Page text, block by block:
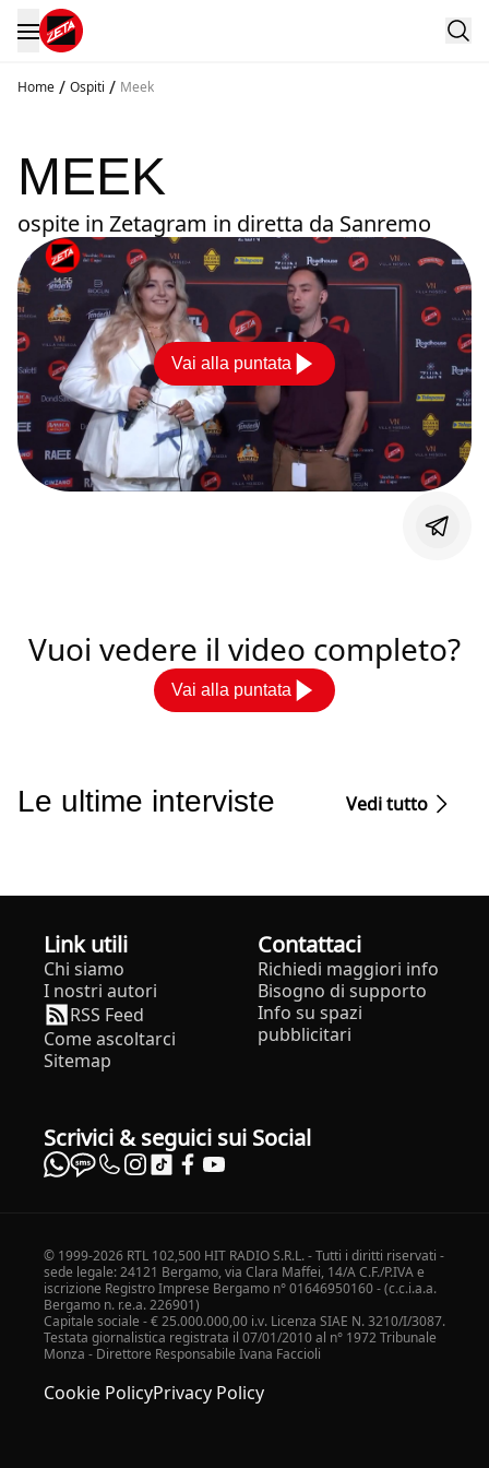
Home / Ospiti / Meek
MEEK
ospite in Zetagram in diretta da Sanremo
Vai alla puntata
Vuoi vedere il video completo?
Vai alla puntata
Le ultime interviste Vedi tutto
Link utili
Chi siamo
I nostri autori
RSS Feed
Come ascoltarci
Sitemap
Contattaci
Richiedi maggiori info
Bisogno di supporto
Info su spazi
pubblicitari
Scrivici & seguici sui Social
© 1999-2026 RTL 102,500 HIT RADIO S.R.L. - Tutti i diritti riservati -
sede legale: 24121 Bergamo, via Clara Maffei, 14/A C.F./P.IVA e
iscrizione Registro Imprese Bergamo n° 01646950160 - (c.c.i.a.a.
Bergamo n. r.e.a. 226901)
Capitale sociale - € 25.000.000,00 i.v. Licenza SIAE N. 3210/I/3087.
Testata giornalistica registrata il 07/01/2010 al n° 1972 Tribunale
Monza - Direttore Responsabile Ivana Faccioli
Cookie PolicyPrivacy Policy